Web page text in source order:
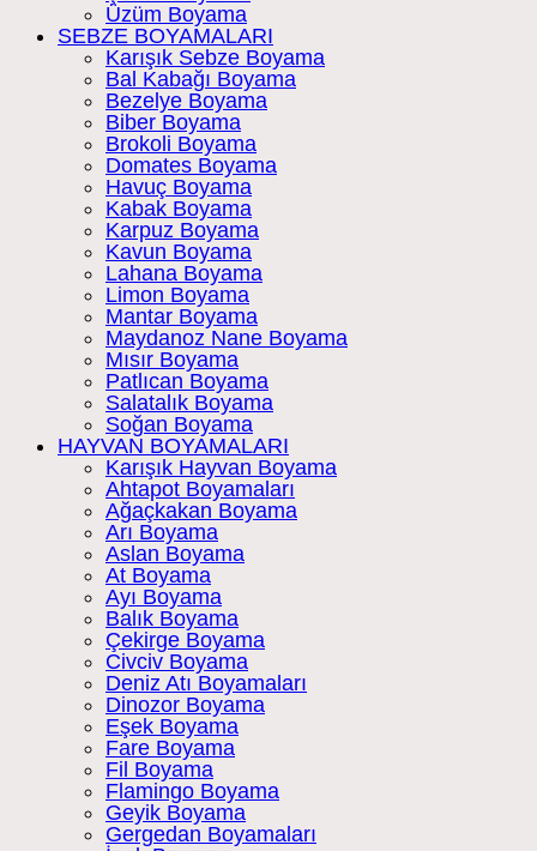
Üzüm Boyama
SEBZE BOYAMALARI
Karışık Sebze Boyama
Bal Kabağı Boyama
Bezelye Boyama
Biber Boyama
Brokoli Boyama
Domates Boyama
Havuç Boyama
Kabak Boyama
Karpuz Boyama
Kavun Boyama
Lahana Boyama
Limon Boyama
Mantar Boyama
Maydanoz Nane Boyama
Mısır Boyama
Patlıcan Boyama
Salatalık Boyama
Soğan Boyama
HAYVAN BOYAMALARI
Karışık Hayvan Boyama
Ahtapot Boyamaları
Ağaçkakan Boyama
Arı Boyama
Aslan Boyama
At Boyama
Ayı Boyama
Balık Boyama
Çekirge Boyama
Civciv Boyama
Deniz Atı Boyamaları
Dinozor Boyama
Eşek Boyama
Fare Boyama
Fil Boyama
Flamingo Boyama
Geyik Boyama
Gergedan Boyamaları